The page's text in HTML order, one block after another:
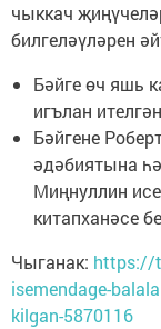
чыккач
билгеләүләрен
Бәйге өч яшь
игълан
Бәйгене
әдәбиятына
Миңнуллин
китапханәсе
Чыганак: https://
isemendage-
kilgan-5870116